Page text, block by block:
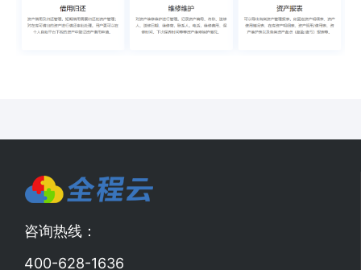
咨询热线：
400-628-1636